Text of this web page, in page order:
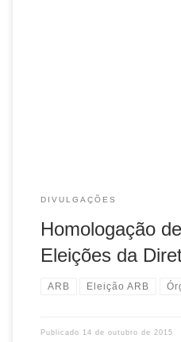
DIVULGAÇÕES
Homologação
Eleições da
ARB Eleição ARB
Publicado 14 de outubro de 2015